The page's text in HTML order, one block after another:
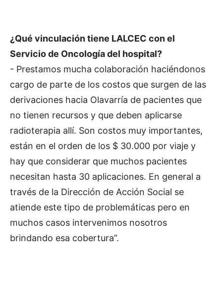
¿Qué vinculación tiene LALCEC con el
Servicio de Oncología del hospital?
- Prestamos mucha colaboración haciéndonos
cargo de parte de los costos que surgen de las
derivaciones hacia Olavarría de pacientes que
no tienen recursos y que deben aplicarse
radioterapia allí. Son costos muy importantes,
están en el orden de los $ 30.000 por viaje y
hay que considerar que muchos pacientes
necesitan hasta 30 aplicaciones. En general a
través de la Dirección de Acción Social se
atiende este tipo de problemáticas pero en
muchos casos intervenimos nosotros
brindando esa cobertura”.